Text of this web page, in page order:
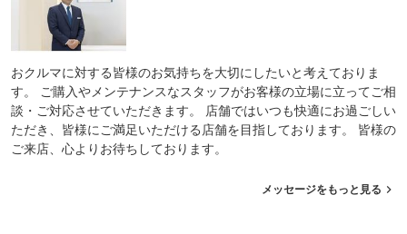
おクルマに対する皆様のお気持ちを大切にしたいと考えておりま
す。 ご購入やメンテナンスなスタッフがお客様の立場に立ってご相
談・ご対応させていただきます。 店舗ではいつも快適にお過ごしい
ただき、皆様にご満足いただける店舗を目指しております。 皆様の
ご来店、心よりお待ちしております。
メッセージをもっと見る